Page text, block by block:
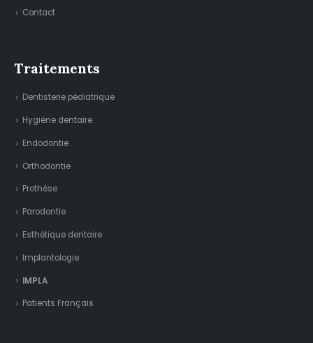
Contact
Traitements
Dentisterie pédiatrique
Hygiène dentaire
Endodontie
Orthodontie
Prothèse
Parodontie
Esthétique dentaire
Implantologie
IMPLA
Patients Français